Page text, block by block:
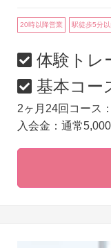
20時以降営業 駅徒歩5分以
体験トレ
基本コー
2ヶ月24回コース
入会金：通常